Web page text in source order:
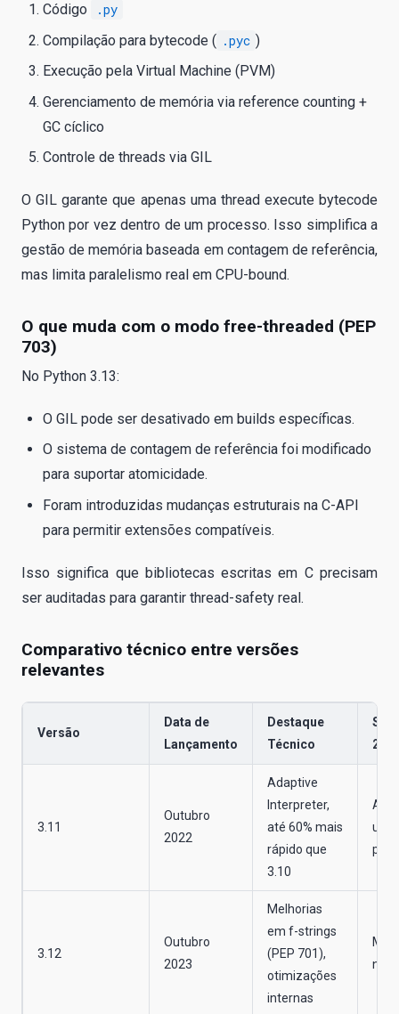
Código
.py
Compilação para bytecode ( .pyc )
Execução pela Virtual Machine (PVM)
Gerenciamento de memória via reference counting +
GC cíclico
Controle de threads via GIL
O GIL garante que apenas uma thread execute bytecode
Python por vez dentro de um processo. Isso simplifica a
gestão de memória baseada em contagem de referência,
mas limita paralelismo real em CPU-bound.
O que muda com o modo free-threaded (PEP
703)
No Python 3.13:
O GIL pode ser desativado em builds específicas.
O sistema de contagem de referência foi modificado
para suportar atomicidade.
Foram introduzidas mudanças estruturais na C-API
para permitir extensões compatíveis.
Isso significa que bibliotecas escritas em C precisam
ser auditadas para garantir thread-safety real.
Comparativo técnico entre versões
relevantes
Versão
Data de
Lançamento
Destaque
Técnico
3.11
Outubro
2022
Adaptive
Interpreter,
até 60% mais
rápido que
3.10
3.12
Outubro
2023
Melhorias
em f-strings
(PEP 701),
otimizações
internas
no